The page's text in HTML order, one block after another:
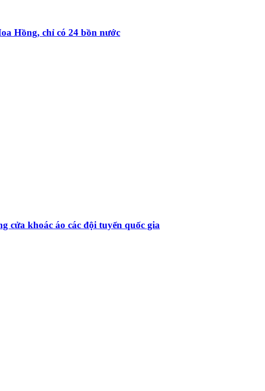
Hồng, chỉ có 24 bồn nước
cửa khoác áo các đội tuyển quốc gia